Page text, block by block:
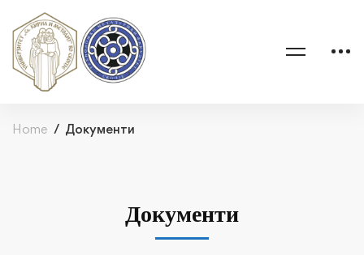
Home Документи
Документи